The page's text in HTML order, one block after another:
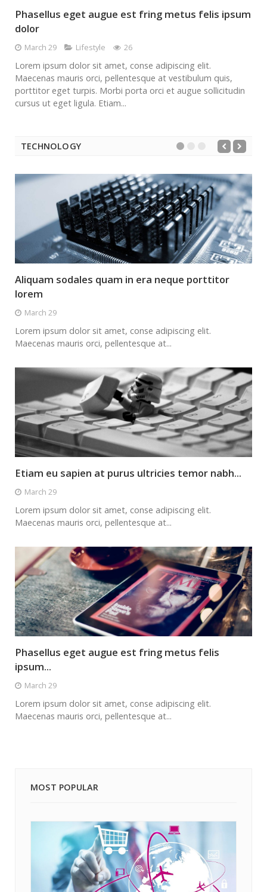
Phasellus eget augue est fring metus felis ipsum
dolor
March 29 Lifestyle 26
Lorem ipsum dolor sit amet, conse adipiscing elit.
Maecenas mauris orci, pellentesque at vestibulum quis,
porttitor eget turpis. Morbi porta orci et augue sollicitudin
cursus ut eget ligula. Etiam...
TECHNOLOGY
Aliquam sodales quam in era neque porttitor
lorem
March 29
Lorem ipsum dolor sit amet, conse adipiscing elit.
Maecenas mauris orci, pellentesque at...
Etiam eu sapien at purus ultricies temor nabh...
March 29
Lorem ipsum dolor sit amet, conse adipiscing elit.
Maecenas mauris orci, pellentesque at...
Phasellus eget augue est fring metus felis
ipsum...
March 29
Lorem ipsum dolor sit amet, conse adipiscing elit.
Maecenas mauris orci, pellentesque at...
MOST POPULAR